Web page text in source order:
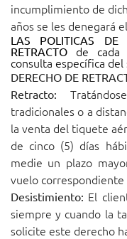
incumplimiento de
años se les denegará
LAS POLITICAS DE
RETRACTOde cada
consulta específica del
DERECHO DE
Retracto:
tradicionales o a
la venta del tiquete
de cinco (5) días
medie un plazo
vuelo
Desistimiento: El
siempre y cuando la
solicite este derecho